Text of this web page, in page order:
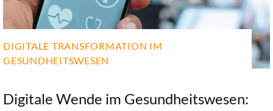
DIGITALE TRANSFORMATION IM
GESUNDHEITSWESEN
Digitale Wende im Gesundheitswesen: